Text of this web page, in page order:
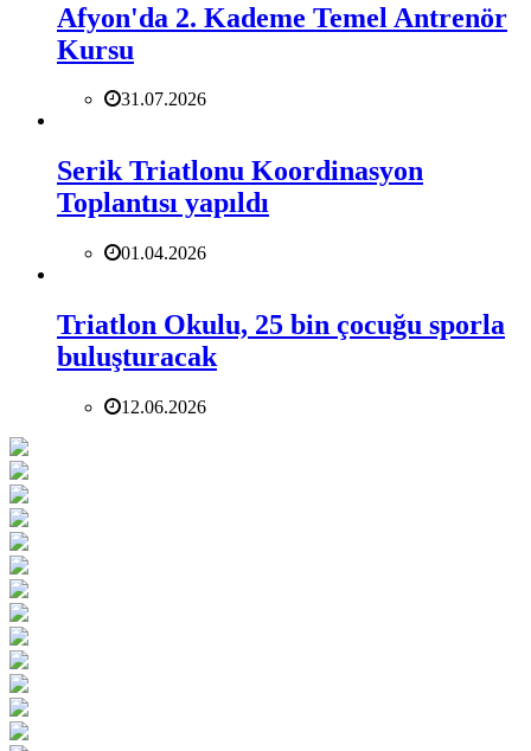
Afyon'da 2. Kademe Temel Antrenör
Kursu
31.07.2026
Serik Triatlonu Koordinasyon
Toplantısı yapıldı
01.04.2026
Triatlon Okulu, 25 bin çocuğu sporla
buluşturacak
12.06.2026